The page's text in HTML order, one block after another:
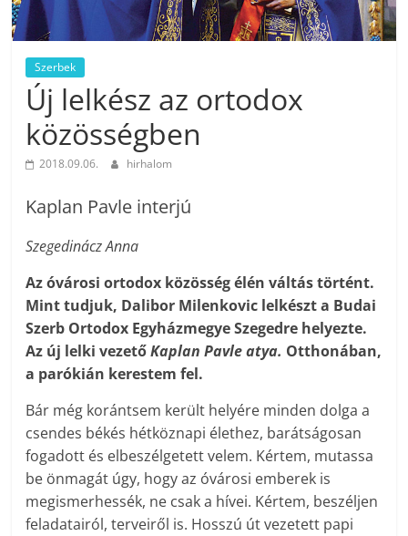
Szerbek
Új lelkész az ortodox
közösségben
2018.09.06. hirhalom
Kaplan Pavle interjú
Szegedinácz Anna
Az óvárosi ortodox közösség élén váltás történt.
Mint tudjuk, Dalibor Milenkovic lelkészt a Budai
Szerb Ortodox Egyházmegye Szegedre helyezte.
Az új lelki vezetőKaplan Pavle atya. Otthonában,
a parókián kerestem fel.
Bár még korántsem került helyére minden dolga a
csendes békés hétköznapi élethez, barátságosan
fogadott és elbeszélgetett velem. Kértem, mutassa
be önmagát úgy, hogy az óvárosi emberek is
megismerhessék, ne csak a hívei. Kértem, beszéljen
feladatairól, terveiről is. Hosszú út vezetett papi